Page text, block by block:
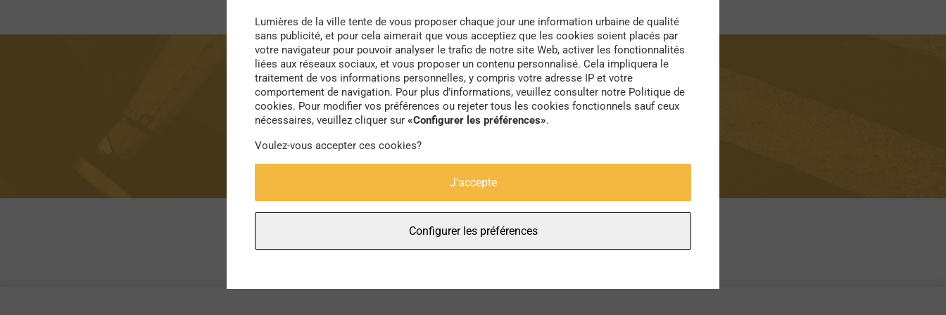
esthétique
Lumières de la ville tente de vous proposer chaque jour une information urbaine de qualité
sans publicité, et pour cela aimerait que vous acceptiez que les cookies soient placés par
votre navigateur pour pouvoir analyser le trafic de notre site Web, activer les fonctionnalités
liées aux réseaux sociaux, et vous proposer un contenu personnalisé. Cela impliquera le
traitement de vos informations personnelles, y compris votre adresse IP et votre
comportement de navigation. Pour plus d'informations, veuillez consulter notre Politique de
cookies. Pour modifier vos préférences ou rejeter tous les cookies fonctionnels sauf ceux
nécessaires, veuillez cliquer sur «Configurer les préférences».
Voulez-vous accepter ces cookies?
J'accepte
Configurer les préférences